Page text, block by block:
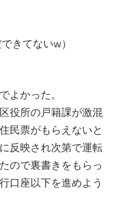
きてないw）
よかった。
役所の戸籍課が激混
民票がもらえないと
反映され次第で運転
ので裏書きをもらっ
口座以下を進めよう